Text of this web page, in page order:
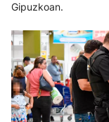
Gipuzkoan.